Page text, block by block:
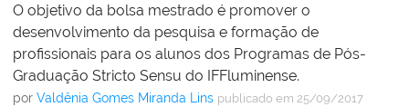
O objetivo da bolsa mestrado é promover o
desenvolvimento da pesquisa e formação de
profissionais para os alunos dos Programas de Pós-
Graduação Stricto Sensu do IFFluminense.
por Valdênia Gomes Miranda Lins publicado em 25/09/2017